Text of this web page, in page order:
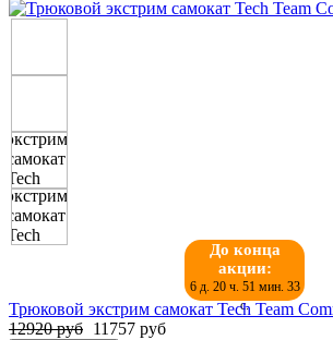
До конца
акции:
6 д. 20 ч. 51 мин. 32
с.
Трюковой экстрим самокат Tech Team
12920 руб 11757 руб